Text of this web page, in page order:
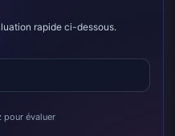
rapide ci-dessous.
pour évaluer